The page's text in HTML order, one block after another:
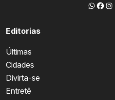
Editorias
Últimas
Cidades
Divirta-se
Entretê